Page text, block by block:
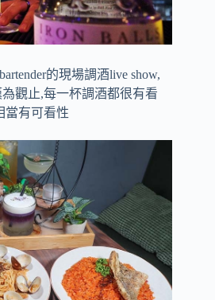
的現場調酒live show,
觀止,每一杯調酒都很有看
當有可看性